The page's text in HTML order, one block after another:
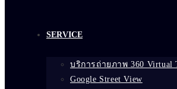
SERVICE
บริการถ่ายภาพ 360 Virtual
Google Street View